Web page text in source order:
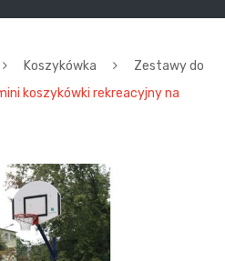
Koszykówka
Zestawy do
koszykówki rekreacyjny na